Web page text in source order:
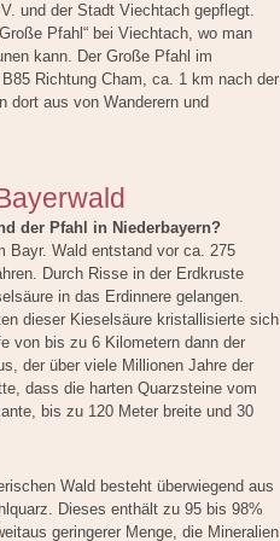
und der Stadt Viechtach gepflegt.
Pfahl“ bei Viechtach, wo man
kann. Der Große Pfahl im
Richtung Cham, ca. 1 km nach der
dort aus von Wanderern und
der Pfahl in Niederbayern?
Bayr. Wald entstand vor ca. 275
Durch Risse in der Erdkruste
in das Erdinnere gelangen.
dieser Kieselsäure kristallisierte sich
von bis zu 6 Kilometern dann der
der über viele Millionen Jahre der
dass die harten Quarzsteine vom
bis zu 120 Meter breite und 30
Wald besteht überwiegend aus
Dieses enthält zu 95 bis 98%
geringerer Menge, die Mineralien